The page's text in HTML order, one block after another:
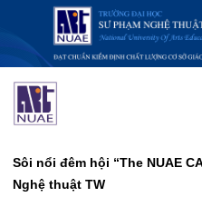
Sôi nổi đêm hội “The NUAE
Nghệ thuật TW